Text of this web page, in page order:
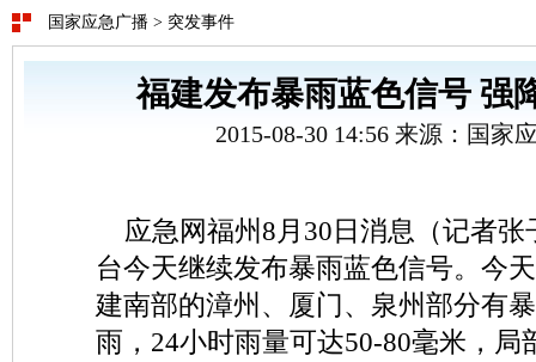
国家应急广播 > 突发事件
福建发布暴雨蓝色信号 强
2015-08-30 14:56 来源：国家
应急网福州8月30日消息（记者张
台今天继续发布暴雨蓝色信号。今
建南部的漳州、厦门、泉州部分有
雨，24小时雨量可达50-80毫米，局